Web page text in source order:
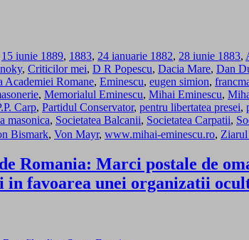
15 iunie 1889, 1883, 24 ianuarie 1882, 28 iunie 1883,
, Criticilor mei, D R Popescu, Dacia Mare, Dan
Academiei Romane, Eminescu, eugen simion,
, Memorialul Eminescu, Mihai Eminescu,
Carp, Partidul Conservator, pentru libertatea presei,
masonica, Societatea Balcanii, Societatea Carpatii,
Bismark, Von Mayr, www.mihai-eminescu.ro,
Romania: Marci postale de
in favoarea unei organizatii